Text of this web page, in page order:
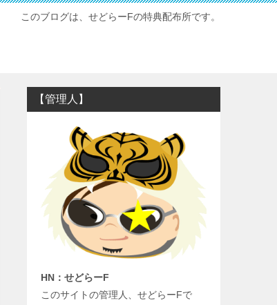
このブログは、せどらーFの特典配布所です。
【管理人】
HN：せどらーF
このサイトの管理人、せどらーFで